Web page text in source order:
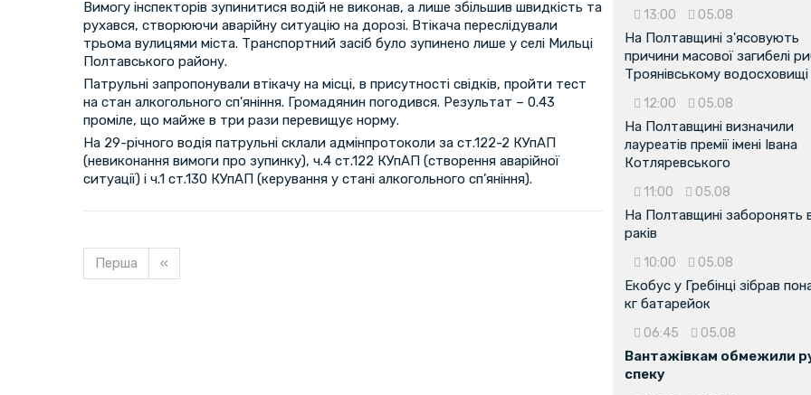
Вимогу інспекторів зупинитися водій не виконав, а лише збільшив швидкість та
рухався, створюючи аварійну ситуацію на дорозі. Втікача переслідували
трьома вулицями міста. Транспортний засіб було зупинено лише у селі Мильці
Полтавського району.
Патрульні запропонували втікачу на місці, в присутності свідків, пройти тест
на стан алкогольного сп'яніння. Громадянин погодився. Результат – 0.43
проміле, що майже в три рази перевищує норму.
На 29-річного водія патрульні склали адмінпротоколи за ст.122-2 КУпАП
(невиконання вимоги про зупинку), ч.4 ст.122 КУпАП (створення аварійної
ситуації) і ч.1 ст.130 КУпАП (керування у стані алкогольного сп’яніння).
Перша «
13:00 05.08
На Полтавщині з'ясовують
причини масової загибелі
Троянівському водосховищі
12:00 05.08
На Полтавщині визначили
лауреатів премії імені Івана
Котляревського
11:00 05.08
На Полтавщині заборонять
раків
10:00 05.08
Екобус у Гребінці зібрав
кг батарейок
06:45 05.08
Вантажівкам обмежили
спеку